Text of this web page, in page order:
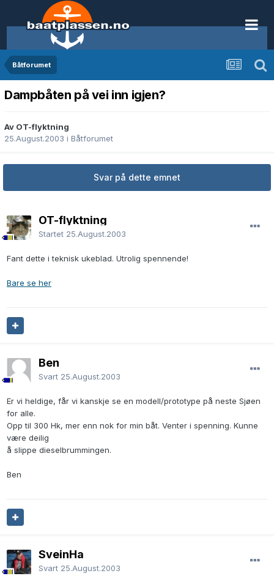
Båtforumet
Dampbåten på vei inn igjen?
Av OT-flyktning
25.August.2003 i Båtforumet
Svar på dette emnet
OT-flyktning
Startet 25.August.2003
Fant dette i teknisk ukeblad. Utrolig spennende!
Bare se her
Ben
Svart 25.August.2003
Er vi heldige, får vi kanskje se en modell/prototype på neste Sjøen
for alle.
Opp til 300 Hk, mer enn nok for min båt. Venter i spenning. Kunne
være deilig
å slippe dieselbrummingen.
Ben
SveinHa
Svart 25.August.2003